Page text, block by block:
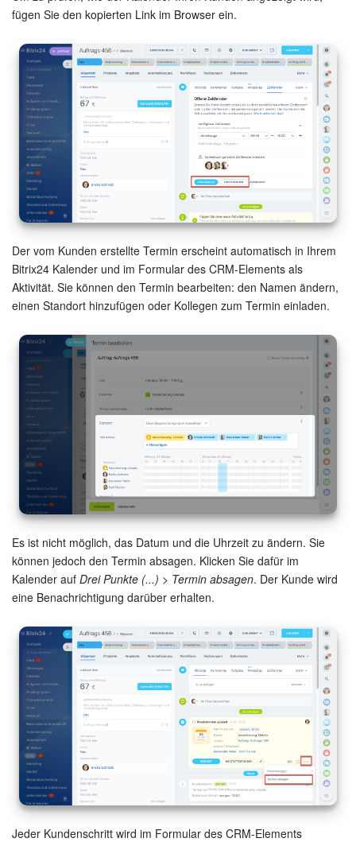
fügen Sie den kopierten Link im Browser ein.
Der vom Kunden erstellte Termin erscheint automatisch in Ihrem
Bitrix24 Kalender und im Formular des CRM-Elements als
Aktivität. Sie können den Termin bearbeiten: den Namen ändern,
einen Standort hinzufügen oder Kollegen zum Termin einladen.
Es ist nicht möglich, das Datum und die Uhrzeit zu ändern. Sie
können jedoch den Termin absagen. Klicken Sie dafür im
Kalender auf Drei Punkte (...) > Termin absagen. Der Kunde wird
eine Benachrichtigung darüber erhalten.
Jeder Kundenschritt wird im Formular des CRM-Elements